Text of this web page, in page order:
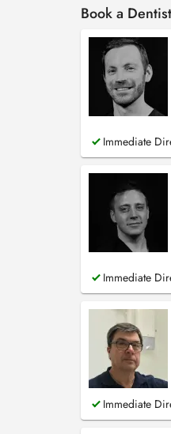
Book a
Immediate
Immediate
Immediate